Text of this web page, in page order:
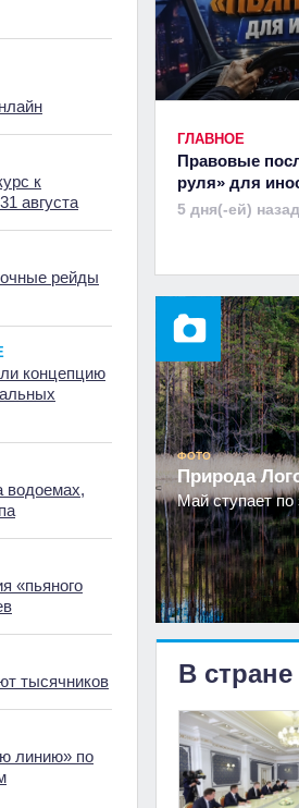
к
августа
рейды
концепцию
водоемах,
«пьяного
тысячников
линию» по
ГЛАВНОЕ
Правовые
руля» для
5 дня(-ей) назад
ФОТО
Природа
Май ступает по
В